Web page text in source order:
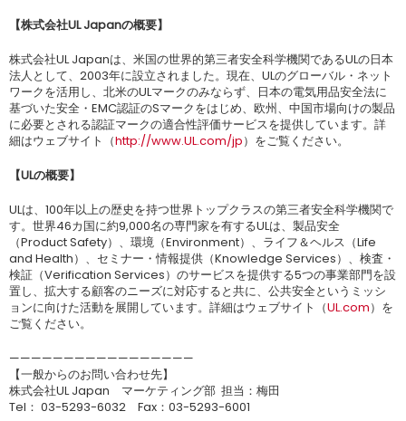
【株式会社UL Japanの概要】
株式会社UL Japanは、米国の世界的第三者安全科学機関であるULの日本
法人として、2003年に設立されました。現在、ULのグローバル・ネット
ワークを活用し、北米のULマークのみならず、日本の電気用品安全法に
基づいた安全・EMC認証のSマークをはじめ、欧州、中国市場向けの製品
に必要とされる認証マークの適合性評価サービスを提供しています。詳
細はウェブサイト（http://www.UL.com/jp）をご覧ください。
【ULの概要】
ULは、100年以上の歴史を持つ世界トップクラスの第三者安全科学機関で
す。世界46カ国に約9,000名の専門家を有するULは、製品安全
（Product Safety）、環境（Environment）、ライフ＆ヘルス（Life
and Health）、セミナー・情報提供（Knowledge Services）、検査・
検証（Verification Services）のサービスを提供する5つの事業部門を設
置し、拡大する顧客のニーズに対応すると共に、公共安全というミッシ
ョンに向けた活動を展開しています。詳細はウェブサイト（UL.com）を
ご覧ください。
—————————————————
【一般からのお問い合わせ先】
株式会社UL Japan マーケティング部 担当：梅田
Tel： 03-5293-6032 Fax：03-5293-6001